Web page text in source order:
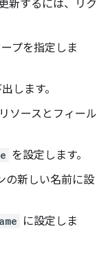
新するには、リク
プを指定しま
します。
リソースとフィール
を設定します。
の新しい名前に設
に設定しま